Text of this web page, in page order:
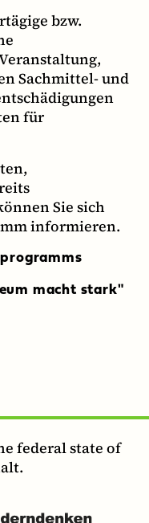
bzw.
Sachmittel- und
für
Sie sich
informieren.
macht stark"
federal state of